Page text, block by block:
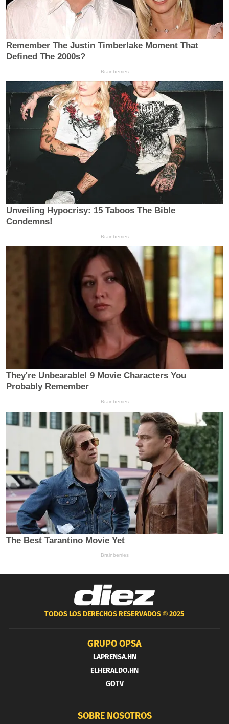
TODOS LOS DERECHOS RESERVADOS ®2025
GRUPO OPSA
LAPRENSA.HN
ELHERALDO.HN
GOTV
SOBRE NOSOTROS